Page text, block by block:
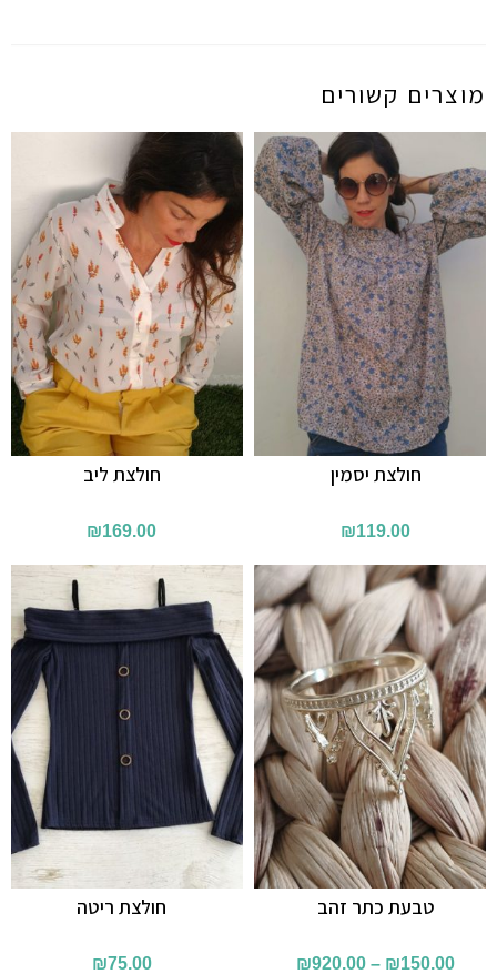
מוצרים קשורים
חולצת ליב
₪169.00
חולצת יסמין
₪119.00
חולצת ריטה
₪75.00
טבעת כתר זהב
₪150.00
–
₪920.00